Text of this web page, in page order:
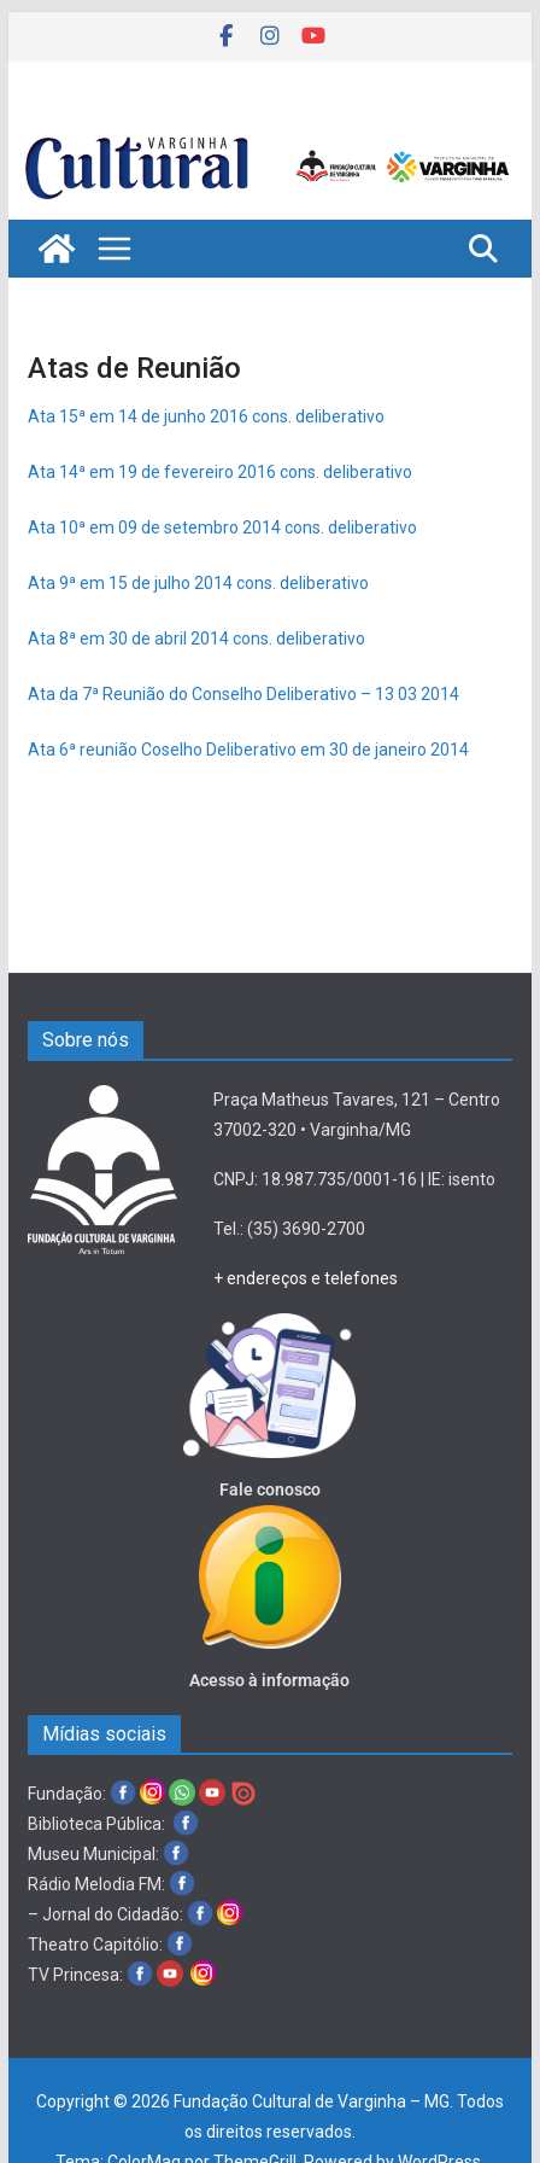
Atas de Reunião
Ata 15ª em 14 de junho 2016 cons. deliberativo
Ata 14ª em 19 de fevereiro 2016 cons. deliberativo
Ata 10ª em 09 de setembro 2014 cons. deliberativo
Ata 9ª em 15 de julho 2014 cons. deliberativo
Ata 8ª em 30 de abril 2014 cons. deliberativo
Ata da 7ª Reunião do Conselho Deliberativo – 13 03 2014
Ata 6ª reunião Coselho Deliberativo em 30 de janeiro 2014
Sobre nós
Praça Matheus Tavares, 121 – Centro
37002-320 • Varginha/MG
CNPJ: 18.987.735/0001-16 | IE: isento
Tel.: (35) 3690-2700
+ endereços e telefones
Fale conosco
Acesso à informação
Mídias sociais
Fundação:
Biblioteca Pública:
Museu Municipal:
Rádio Melodia FM:
– Jornal do Cidadão:
Theatro Capitólio:
TV Princesa:
Copyright © 2026 Fundação Cultural de Varginha – MG . Todos
os direitos reservados.